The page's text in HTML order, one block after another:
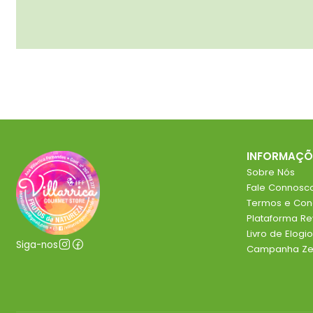
Siga-nos
Sobre Nós
Fale
Termos e
Plataforma
Livro de
Campanha